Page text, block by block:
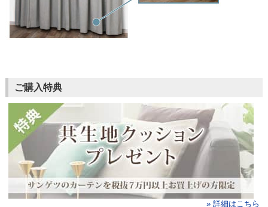
ご購入特典
» 詳細はこちら